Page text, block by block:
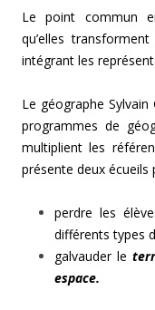
Le point commun
qu’elles
intégrant les
Le géographe Sylvain
programmes de
multiplient les
présente deux écueils
perdre les
différents types
galvauder le
espace.